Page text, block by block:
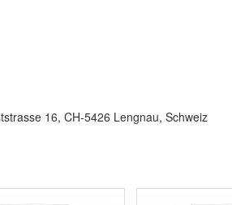
16, CH-5426 Lengnau, Schweiz